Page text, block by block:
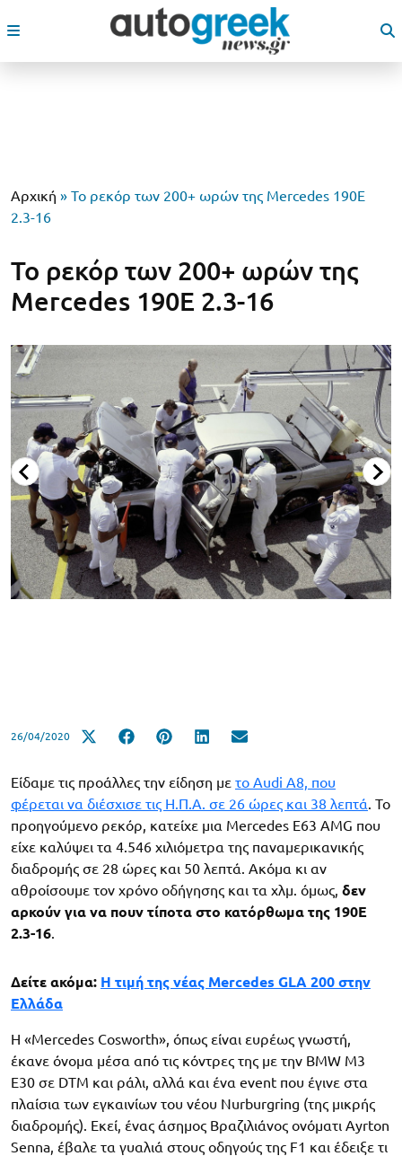
Αρχική » Το ρεκόρ των 200+ ωρών της Mercedes 190E
2.3-16
Το ρεκόρ των 200+ ωρών της
Mercedes 190E 2.3-16
26/04/2020
Είδαμε τις προάλλες την είδηση με το Audi A8, που
φέρεται να διέσχισε τις Η.Π.Α. σε 26 ώρες και 38 λεπτά. Το
προηγούμενο ρεκόρ, κατείχε μια Mercedes E63 AMG που
είχε καλύψει τα 4.546 χιλιόμετρα της παναμερικανικής
διαδρομής σε 28 ώρες και 50 λεπτά. Ακόμα κι αν
αθροίσουμε τον χρόνο οδήγησης και τα χλμ. όμως, δεν
αρκούν για να πουν τίποτα στο κατόρθωμα της 190E
2.3-16.
Δείτε ακόμα: Η τιμή της νέας Mercedes GLA 200 στην
Ελλάδα
Η «Mercedes Cosworth», όπως είναι ευρέως γνωστή,
έκανε όνομα μέσα από τις κόντρες της με την BMW M3
E30 σε DTM και ράλι, αλλά και ένα event που έγινε στα
πλαίσια των εγκαινίων του νέου Nurburgring (της μικρής
διαδρομής). Εκεί, ένας άσημος Βραζιλιάνος ονόματι Ayrton
Senna, έβαλε τα γυαλιά στους οδηγούς της F1 και έδειξε τι